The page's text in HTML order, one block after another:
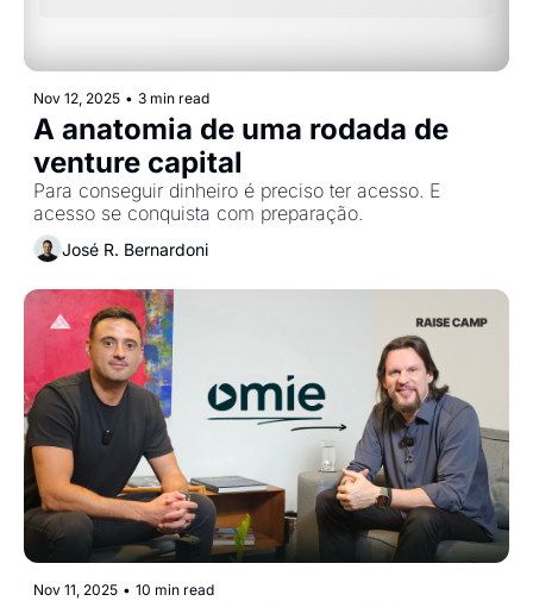
Nov 12, 2025 • 3 min read
A anatomia de uma rodada de
venture capital
Para conseguir dinheiro é preciso ter acesso. E
acesso se conquista com preparação.
José R. Bernardoni
Nov 11, 2025 • 10 min read